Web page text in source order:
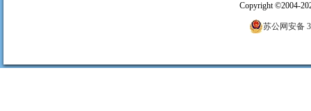
Copyright©2004-
苏公网安备